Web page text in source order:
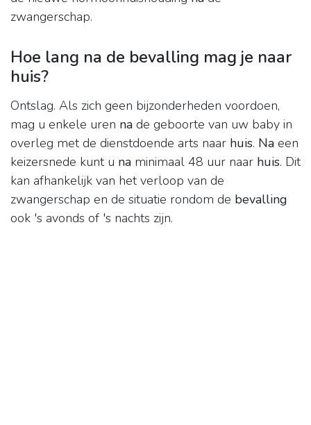
zwangerschap.
Hoe lang na de bevalling mag je naar
huis?
Ontslag. Als zich geen bijzonderheden voordoen,
mag u enkele uren na de geboorte van uw baby in
overleg met de dienstdoende arts naar huis. Na een
keizersnede kunt u na minimaal 48 uur naar huis. Dit
kan afhankelijk van het verloop van de
zwangerschap en de situatie rondom de bevalling
ook 's avonds of 's nachts zijn.